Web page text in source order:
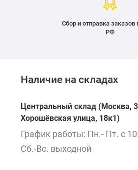
Сбор и отправка заказов
РФ
Наличие на складах
Центральный склад (Москва,
Хорошёвская улица, 18к1)
График работы: Пн.- Пт. с
Сб.-Вс. выходной